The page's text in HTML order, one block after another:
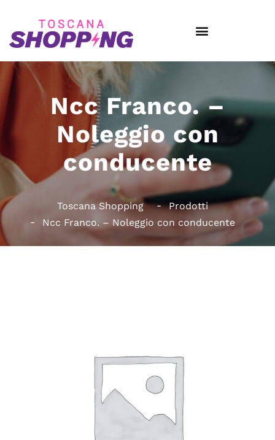
Ncc Franco. –
Noleggio con
conducente
Toscana Shopping
Prodotti
Ncc Franco. – Noleggio con conducente